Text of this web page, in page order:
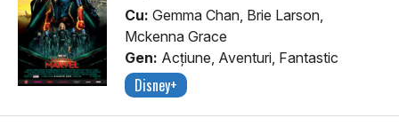
Cu: Gemma Chan, Brie Larson,
Mckenna Grace
Gen: Acţiune, Aventuri, Fantastic
Disney+